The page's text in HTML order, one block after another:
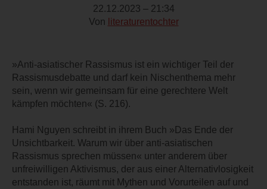
22.12.2023 – 21:34
Von literaturentochter
»Anti-asiatischer Rassismus ist ein wichtiger Teil der
Rassismusdebatte und darf kein Nischenthema mehr
sein, wenn wir gemeinsam für eine gerechtere Welt
kämpfen möchten« (S. 216).
Hami Nguyen schreibt in ihrem Buch »Das Ende der
Unsichtbarkeit. Warum wir über anti-asiatischen
Rassismus sprechen müssen« unter anderem über
unfreiwilligen Aktivismus, der aus einer Alternativlosigkeit
entstanden ist, räumt mit Mythen und Vorurteilen auf und